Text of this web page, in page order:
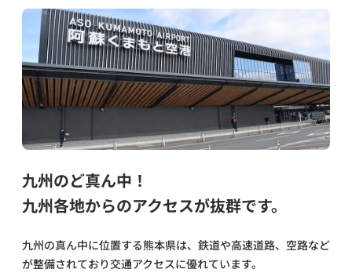
九州のど真ん中！
九州各地からのアクセスが抜群です。
九州の真ん中に位置する熊本県は、鉄道や高速道路、空路など
が整備されており交通アクセスに優れています。